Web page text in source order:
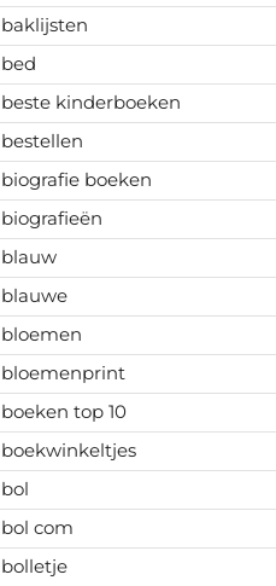
baklijsten
bed
beste kinderboeken
bestellen
biografie boeken
biografieën
blauw
blauwe
bloemen
bloemenprint
boeken top 10
boekwinkeltjes
bol
bol com
bolletje